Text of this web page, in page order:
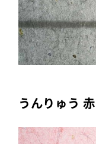
うんりゅう 赤